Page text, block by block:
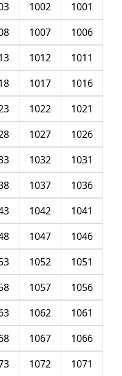
1001
1002
1006
1007
1011
1012
1016
1017
1021
1022
1026
1027
1031
1032
1036
1037
1041
1042
1046
1047
1051
1052
1056
1057
1061
1062
1066
1067
1071
1072